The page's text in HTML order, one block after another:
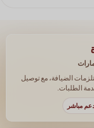
الضيافة، مع توصيل
الطلبات.
مباشر